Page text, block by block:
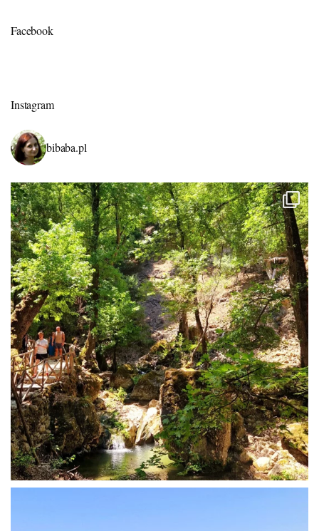
Facebook
Instagram
bibaba.pl